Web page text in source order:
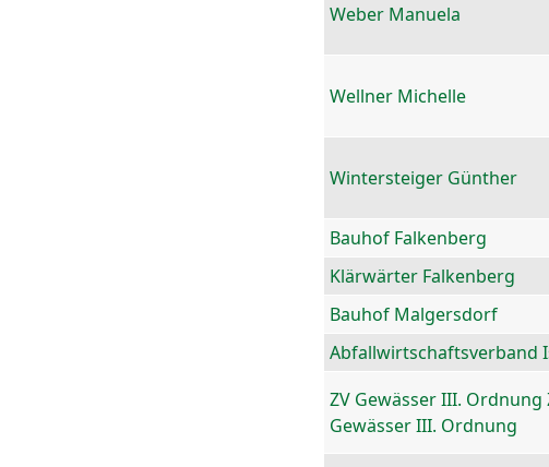
Weber Manuela
Wellner Michelle
Wintersteiger Günther
Bauhof Falkenberg
Klärwärter Falkenberg
Bauhof Malgersdorf
Abfallwirtschaftsverband
ZV Gewässer III. Ordnung
Gewässer III. Ordnung